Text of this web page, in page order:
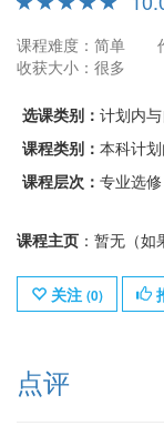
课程难度：简单
收获大小：很多
选课类别： 计划内
课程类别： 本科计
课程层次： 专业选修
课程主页 ：暂无（如
关注 (0)
点评